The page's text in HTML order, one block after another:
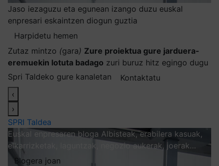
Jaso iezaguzu eta egunean izango duzu euskal
enpresari eskaintzen diogun guztia
Harpidetu hemen
Zutaz mintzo (gara) Zure proiektua gure jarduera-
eremuekin lotuta badago zuri buruz hitz egingo dugu
Spri Taldeko gure kanaletan
Kontaktatu
‹
›
SPRI Taldea
Euskal enpresaren bloga Albisteak, erabilera kasuak,
elkarrizketak, laguntzak, negozio aukerak, joerak…
Blogera joan